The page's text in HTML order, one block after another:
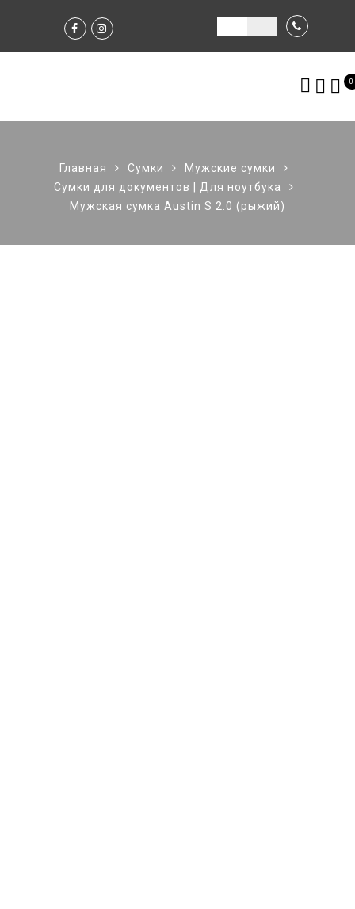
0
Главная Сумки
Мужские сумки
Сумки для документов | Для ноутбука
Мужская сумка Austin S 2.0 (рыжий)